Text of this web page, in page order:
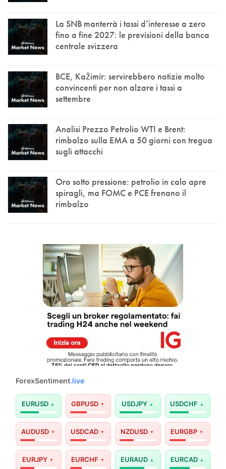
La SNB manterrà i tassi d’interesse a zero
fino a fine 2027: le previsioni della banca
centrale svizzera
BCE, Kažimír: servirebbero notizie molto
convincenti per non alzare i tassi a
settembre
Analisi Prezzo Petrolio WTI e Brent:
rimbalzo sulla EMA a 50 giorni con tregua
sugli attacchi
Oro sotto pressione: petrolio in calo apre
spiragli, ma FOMC e PCE frenano il
rimbalzo
ForexSentiment.live
EURUSD GBPUSD USDJPY USDCHF
AUDUSD USDCAD NZDUSD EURGBP
EURJPY EURCHF EURAUD EURCAD